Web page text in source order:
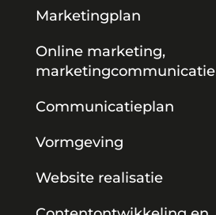
Marketingplan
Online marketing,
marketingcommunicatie
Communicatieplan
Vormgeving
Website realisatie